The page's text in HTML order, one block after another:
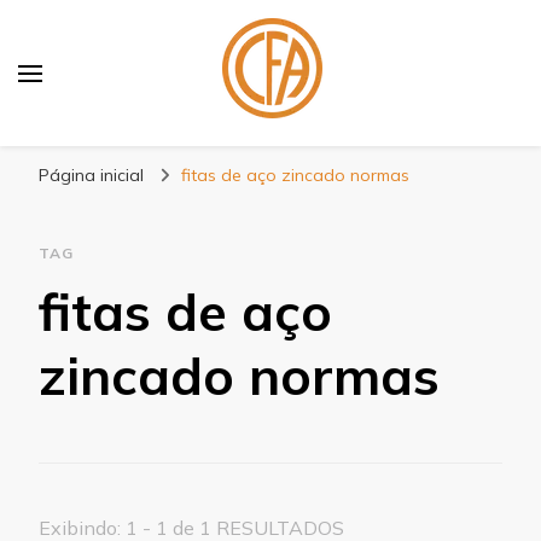
Página inicial fitas de aço zincado normas
TAG
fitas de aço
zincado normas
Exibindo: 1 - 1 de 1 RESULTADOS